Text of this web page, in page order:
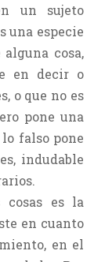
un sujeto
una especie
cosa,
en decir o
o que no es
pone una
falso pone
indudable
cosas es la
en cuanto
en el